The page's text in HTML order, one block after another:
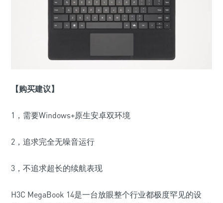
【购买建议】
1 ，需要Windows+原生安卓双环境
2 ，追求完全无噪音运行
3 ，不追求超长的续航表现
H3C MegaBook 14是一台放眼整个行业都极度罕见的设